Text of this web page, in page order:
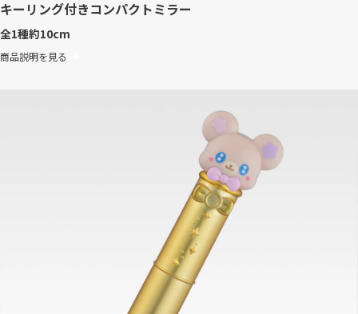
キーリング付きコンパクトミラー
全1種約10cm
商品説明を見る